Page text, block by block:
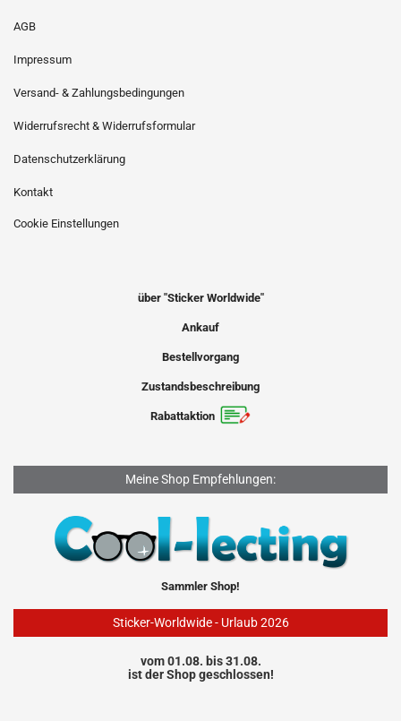
AGB
Impressum
Versand- & Zahlungsbedingungen
Widerrufsrecht & Widerrufsformular
Datenschutzerklärung
Kontakt
Cookie Einstellungen
über "Sticker Worldwide"
Ankauf
Bestellvorgang
Zustandsbeschreibung
Rabattaktion
Meine Shop Empfehlungen:
Sammler Shop!
Sticker-Worldwide - Urlaub 2026
vom 01.08. bis 31.08.
ist der Shop geschlossen!